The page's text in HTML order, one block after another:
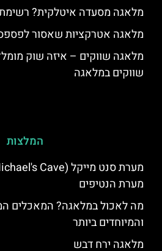
מלאגה מסעדה איטלקית?
מלאגה אטרקציות שאסור
מלאגה שווקים – איזה שוק
שווקים במלאגה
המלצות
מערת הנטיפים
מה לאכול במלאגה? המאכלים
והמיוחדים ביותר
מלאגה ירח דבש